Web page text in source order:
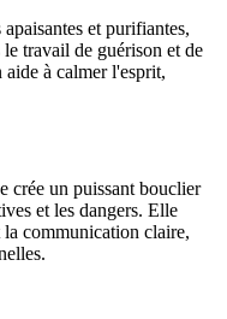
et purifiantes,
travail de guérison et de
à calmer l'esprit,
crée un puissant bouclier
et les dangers. Elle
la communication claire,